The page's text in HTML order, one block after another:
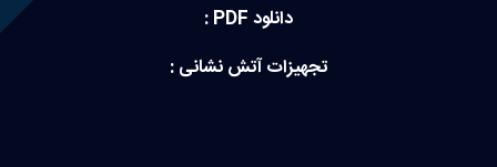
دانلود PDF :
تجهیزات آتش نشانی :